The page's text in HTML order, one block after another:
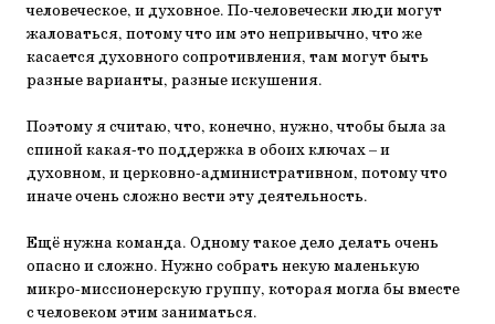
человеческое, и духовное. По-человечески люди могут
жаловаться, потому что им это непривычно, что же
касается духовного сопротивления, там могут быть
разные варианты, разные искушения.
Поэтому я считаю, что, конечно, нужно, чтобы была за
спиной какая-то поддержка в обоих ключах – и
духовном, и церковно-административном, потому что
иначе очень сложно вести эту деятельность.
Ещё нужна команда. Одному такое дело делать очень
опасно и сложно. Нужно собрать некую маленькую
микро-миссионерскую группу, которая могла бы вместе
с человеком этим заниматься.